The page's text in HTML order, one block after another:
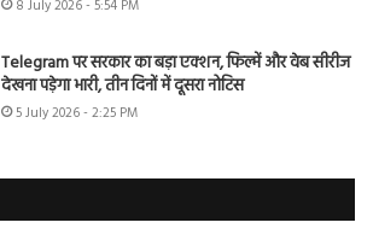
8 July 2026 - 5:54 PM
Telegram पर सरकार का बड़ा एक्शन, फिल्में और वेब सीरीज
देखना पड़ेगा भारी, तीन दिनों में दूसरा नोटिस
5 July 2026 - 2:25 PM